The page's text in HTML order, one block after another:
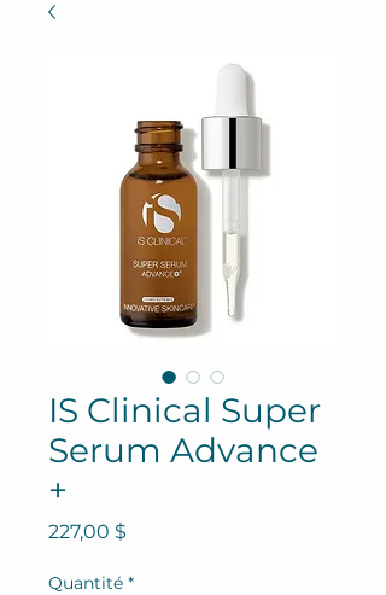
IS Clinical Super
Serum Advance
+
227,00 $
Quantité *